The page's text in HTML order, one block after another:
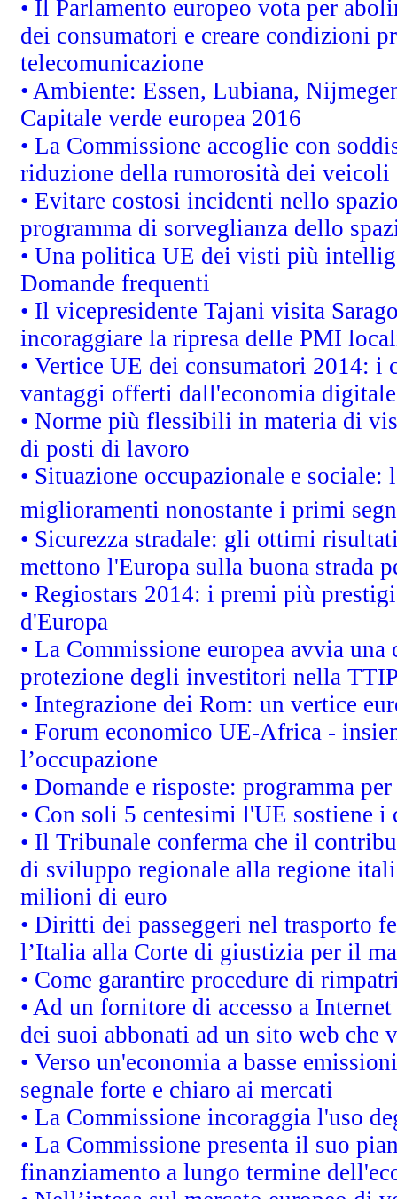
• Il Parlamento europeo vota per
dei consumatori e creare condizioni
telecomunicazione
• Ambiente: Essen, Lubiana,
Capitale verde europea 2016
• La Commissione accoglie con
riduzione della rumorosità dei veicoli
• Evitare costosi incidenti nello
programma di sorveglianza dello
• Una politica UE dei visti più
Domande frequenti
• Il vicepresidente Tajani visita
incoraggiare la ripresa delle PMI
• Vertice UE dei consumatori 2014:
vantaggi offerti dall'economia digitale
• Norme più flessibili in materia di
di posti di lavoro
• Situazione occupazionale e
miglioramenti nonostante i primi
• Sicurezza stradale: gli ottimi
mettono l'Europa sulla buona strada
• Regiostars 2014: i premi più
d'Europa
• La Commissione europea avvia
protezione degli investitori nella
• Integrazione dei Rom: un vertice
• Forum economico UE-Africa -
l’occupazione
• Domande e risposte: programma
• Con soli 5 centesimi l'UE sostiene
• Il Tribunale conferma che il
di sviluppo regionale alla regione
milioni di euro
• Diritti dei passeggeri nel trasporto
l’Italia alla Corte di giustizia per il
• Come garantire procedure di
• Ad un fornitore di accesso a
dei suoi abbonati ad un sito web che
• Verso un'economia a basse
segnale forte e chiaro ai mercati
• La Commissione incoraggia l'uso
• La Commissione presenta il suo
finanziamento a lungo termine